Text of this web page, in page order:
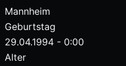
Mannheim
Geburtstag
29.04.1994 - 0:00
Alter